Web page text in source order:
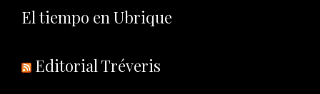
El tiempo en Ubrique
Editorial Tréveris